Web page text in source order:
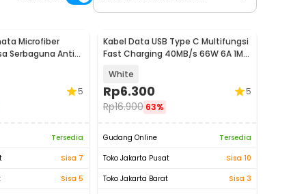
Senin - Sabtu (09:00-20:00), Minggu/Libur Nasional (10:00-18:00), Tutup pada Idul Fitri, Idul Adha, Tahun Baru Selengkapnya
Selengkapnya
Microfiber
Serbaguna Anti
5
Tersedia
Sisa 7
Sisa 5
Kabel Data USB Type C Multifungsi
Fast Charging 40MB/s 66W 6A 1M -
White
Rp6.300
Rp16.900 63%
5
Gudang Online
Tersedia
Toko Jakarta Pusat
Sisa 10
Toko Jakarta Barat
Sisa 3